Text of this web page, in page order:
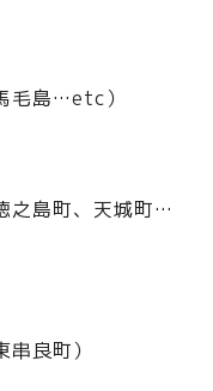
毛島…etc）
之島町、天城町…
良町）